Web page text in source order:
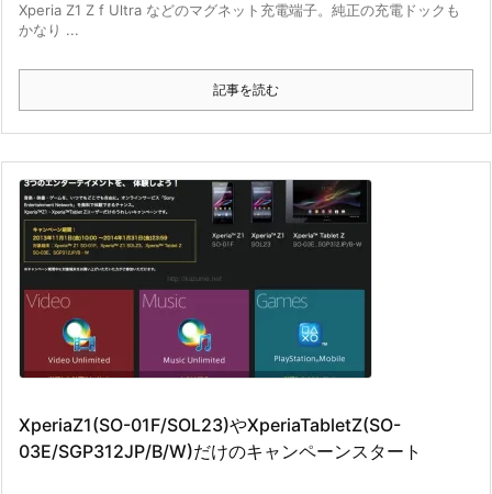
Xperia Z1 Z f Ultra などのマグネット充電端子。純正の充電ドックも
かなり ...
記事を読む
XperiaZ1(SO-01F/SOL23)やXperiaTabletZ(SO-
03E/SGP312JP/B/W)だけのキャンペーンスタート